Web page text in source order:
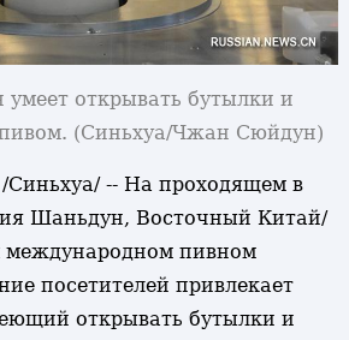
умеет открывать бутылки и
пивом. (Синьхуа/Чжан Сюйдун)
-- На проходящем в
Шаньдун, Восточный Китай/
пивном
посетителей привлекает
открывать бутылки и